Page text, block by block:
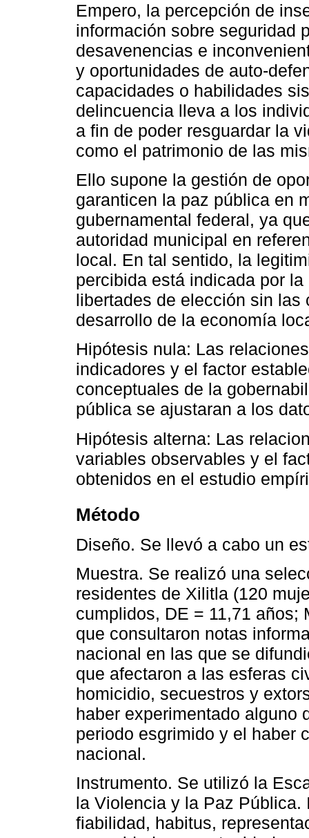
Empero, la percepción de
información sobre seguridad
desavenencias e
y oportunidades de auto-
capacidades o habilidades
delincuencia lleva a los
a fin de poder resguardar la
como el patrimonio de las
Ello supone la gestión de
garanticen la paz pública en
gubernamental federal, ya
autoridad municipal en
local. En tal sentido, la
percibida está indicada por
libertades de elección sin
desarrollo de la economía
Hipótesis nula: Las
indicadores y el factor
conceptuales de la
pública se ajustaran a los
Hipótesis alterna: Las
variables observables y el
obtenidos en el estudio
Método
Diseño. Se llevó a cabo un
Muestra. Se realizó una
residentes de Xilitla (120
cumplidos, DE = 11,71 años;
que consultaron notas
nacional en las que se
que afectaron a las esferas
homicidio, secuestros y
haber experimentado alguno
periodo esgrimido y el haber
nacional.
Instrumento. Se utilizó la
la Violencia y la Paz
fiabilidad, habitus,